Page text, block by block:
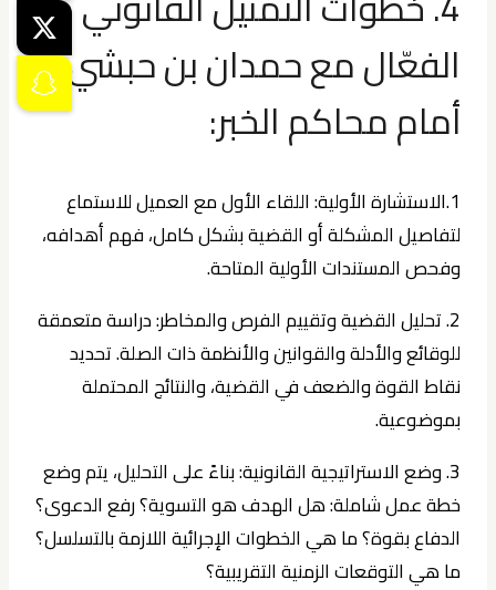
الفعّال مع حمدان بن حبشي
أمام محاكم الخبر:
1.الاستشارة الأولية:
اللقاء الأول مع العميل للاستماع
لتفاصيل المشكلة أو القضية بشكل كامل، فهم أهدافه،
وفحص المستندات الأولية المتاحة.
2. تحليل القضية وتقييم الفرص والمخاطر:
دراسة متعمقة
للوقائع والأدلة والقوانين والأنظمة ذات الصلة. تحديد
نقاط القوة والضعف في القضية، والنتائج المحتملة
بموضوعية.
3. وضع الاستراتيجية القانونية:
بناءً على التحليل، يتم وضع
خطة عمل شاملة: هل الهدف هو التسوية؟ رفع الدعوى؟
الدفاع بقوة؟ ما هي الخطوات الإجرائية اللازمة بالتسلسل؟
ما هي التوقعات الزمنية التقريبية؟